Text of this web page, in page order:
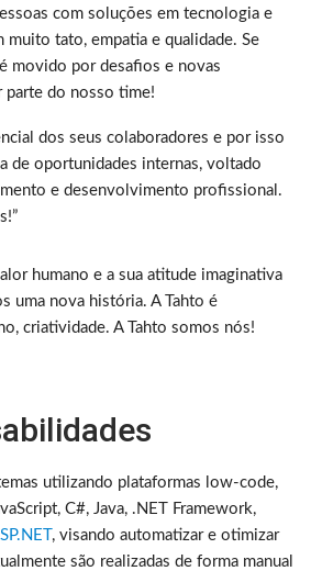
com soluções em tecnologia e
muito tato, empatia e qualidade. Se
movido por desafios e novas
parte do nosso time!
dos seus colaboradores e por isso
de oportunidades internas, voltado
e desenvolvimento profissional.
humano e a sua atitude imaginativa
uma nova história. A Tahto é
criatividade. A Tahto somos nós!
utilizando plataformas low-code,
C#, Java, .NET Framework,
, visando automatizar e otimizar
são realizadas de forma manual